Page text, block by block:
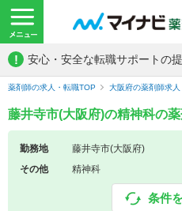
! 安心・安全な転職サポートの
薬剤師の求人・転職TOP 大阪府の薬剤師求人
藤井寺市(大阪府)の精神科の
勤務地
藤井寺市(大阪府)
その他
精神科
条件